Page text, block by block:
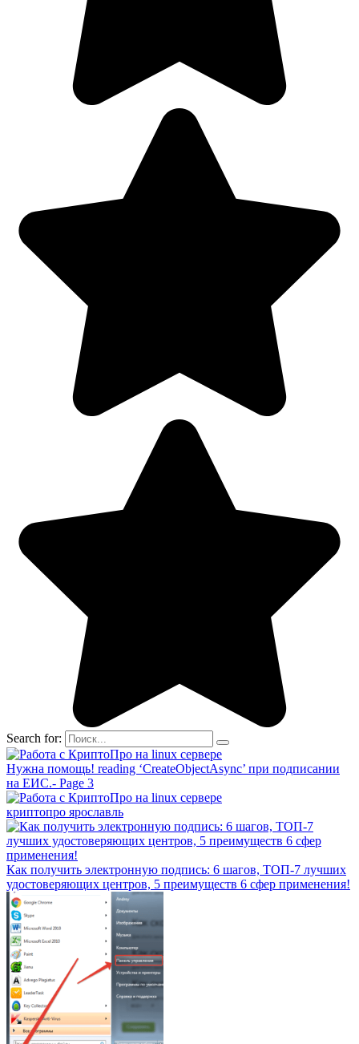
Search for:
Нужна помощь! reading ‘CreateObjectAsync’ при подписании
на ЕИС.- Page 3
криптопро ярославль
Как получить электронную подпись: 6 шагов, ТОП-7 лучших
удостоверяющих центров, 5 преимуществ 6 сфер применения!